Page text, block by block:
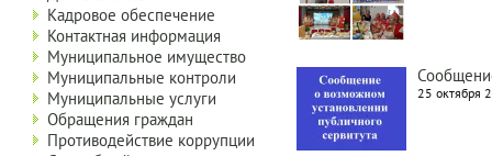
25 октября
Кадровое обеспечение
Контактная информация
Муниципальное имущество
Муниципальные контроли
Муниципальные услуги
Обращения граждан
Противодействие коррупции